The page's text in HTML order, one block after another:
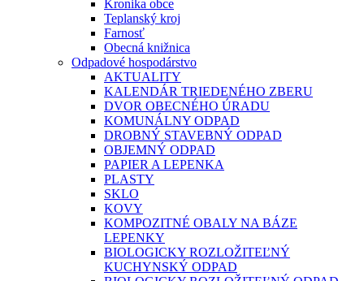
Kronika obce
Teplanský kroj
Farnosť
Obecná knižnica
Odpadové hospodárstvo
AKTUALITY
KALENDÁR TRIEDENÉHO ZBERU
DVOR OBECNÉHO ÚRADU
KOMUNÁLNY ODPAD
DROBNÝ STAVEBNÝ ODPAD
OBJEMNÝ ODPAD
PAPIER A LEPENKA
PLASTY
SKLO
KOVY
KOMPOZITNÉ OBALY NA BÁZE
LEPENKY
BIOLOGICKY ROZLOŽITEĽNÝ
KUCHYNSKÝ ODPAD